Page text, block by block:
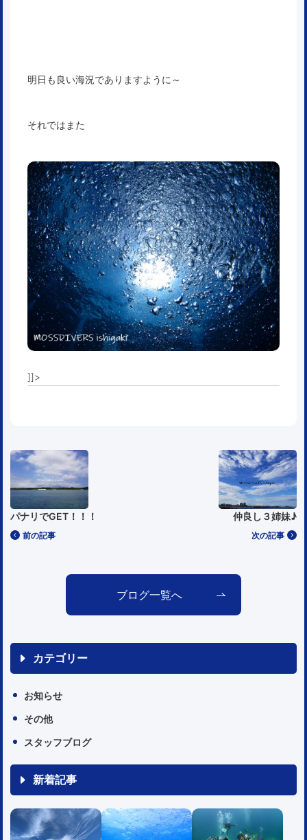
明日も良い海況でありますように～
それではまた
]]>
前の記事
パナリでGET！！！
次の記事
仲良し３姉妹♪
ブログ一覧へ
カテゴリー
お知らせ
その他
スタッフブログ
新着記事